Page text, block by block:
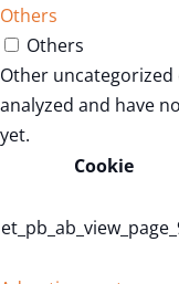
Others
Others
Other
analyzed and have
yet.
Cookie